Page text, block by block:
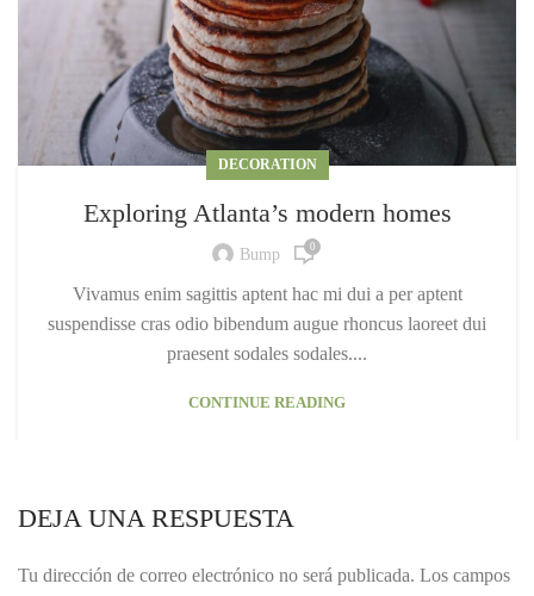
DECORATION
Exploring Atlanta’s modern homes
Bump 0
Vivamus enim sagittis aptent hac mi dui a per aptent
suspendisse cras odio bibendum augue rhoncus laoreet dui
praesent sodales sodales....
CONTINUE READING
DEJA UNA RESPUESTA
Tu dirección de correo electrónico no será publicada. Los campos